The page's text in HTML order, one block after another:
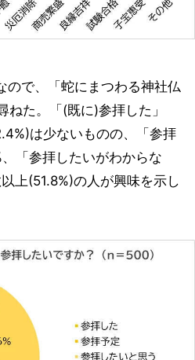
ので、「蛇にまつわる神社仏
た。「(既に)参拝した」
は少ないものの、「参拝
「参拝したいがわからな
上(51.8%)の人が興味を示し